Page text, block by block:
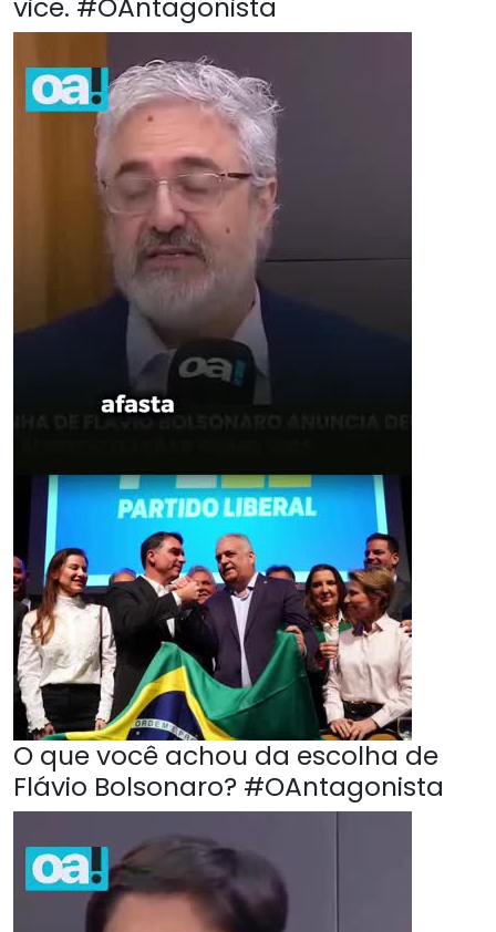
vice. #OAntagonista
O que você achou da escolha de
Flávio Bolsonaro? #OAntagonista